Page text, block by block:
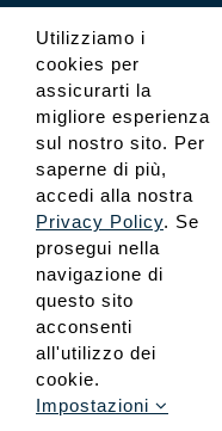
© Copyright
Utilizziamo i
cookies per
assicurarti la
migliore esperienza
sul nostro sito. Per
saperne di più,
accedi alla nostra
Privacy Policy. Se
prosegui nella
navigazione di
questo sito
acconsenti
all'utilizzo dei
cookie.
Impostazioni